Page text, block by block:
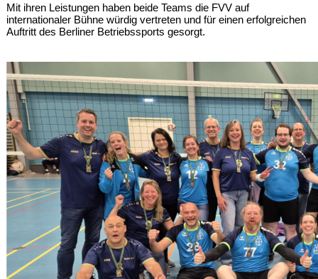
Mit ihren Leistungen haben beide Teams die FVV auf
internationaler Bühne würdig vertreten und für einen erfolgreichen
Auftritt des Berliner Betriebssports gesorgt.